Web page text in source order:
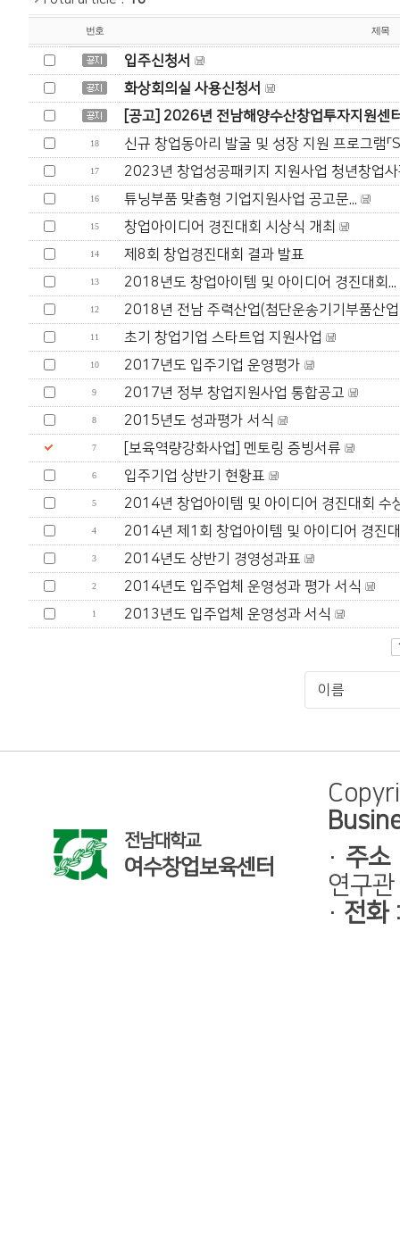
번호 제목
입주신청서
화상회의실 사용신청서
[공고] 2026년 전남해양수산창업투자지원센
18 신규 창업동아리 발굴 및 성장 지원 프로그램「
17 2023년 창업성공패키지 지원사업 청년창업
16 튜닝부품 맞춤형 기업지원사업 공고문...
15 창업아이디어 경진대회 시상식 개최
14 제8회 창업경진대회 결과 발표
13 2018년도 창업아이템 및 아이디어 경진대회...
12 2018년 전남 주력산업(첨단운송기기부품산
11 초기 창업기업 스타트업 지원사업
10 2017년도 입주기업 운영평가
9 2017년 정부 창업지원사업 통합공고
8 2015년도 성과평가 서식
7 [보육역량강화사업] 멘토링 증빙서류
6 입주기업 상반기 현황표
5 2014년 창업아이템 및 아이디어 경진대회 수
4 2014년 제1회 창업아이템 및 아이디어 경진
3 2014년도 상반기 경영성과표
2 2014년도 입주업체 운영성과 평가 서식
1 2013년도 입주업체 운영성과 서식
전남대학교
여수창업보육센터
· 주소
연구
· 전화